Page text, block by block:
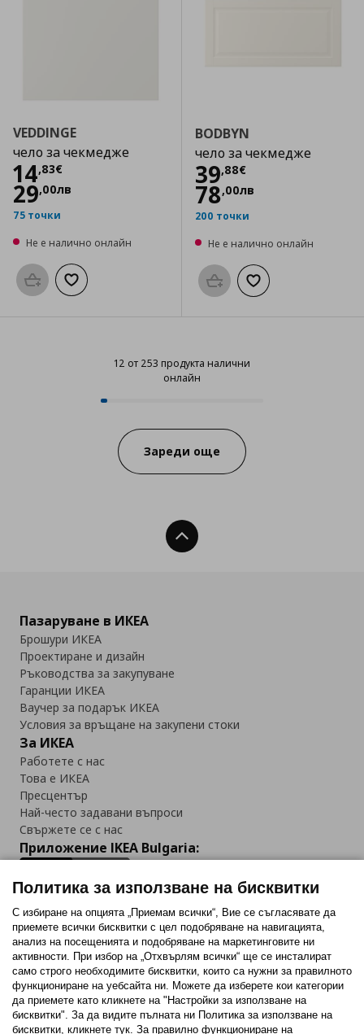
VEDDINGE
чело за чекмедже
14,83€
Цена
29,00лв
75 точки
Не е налично онлайн
Προσθήκη στο καλάθι
Добави към списъка с любими
BODBYN
чело за чекмедже
39,88€
Цена
78,00лв
200 точки
Не е налично онлайн
Προσθήκη στο καλάθι
Добави към
12 от 253 продукта налични
онлайн
12 от 253 продукта налични
Progress:
Зареди още
Нагоре
Пазаруване в ИКЕА
Брошури ИКЕА
Проектиране и дизайн
Ръководства за закупуване
Гаранции ИКЕА
Ваучер за подарък ИКЕА
Условия за връщане на закупени стоки
За ИКЕА
Работете с нас
Това е ИКЕА
Пресцентър
Най-често задавани въпроси
Свържете се с нас
Приложение IKEA Bulgaria:
Последвайте ни:
FacebookTwitterYoutubePinterestInstagram
Политика за използване на бисквитки
С избиране на опцията „Приемам всички“, Вие се съгласявате да
приемете всички бисквитки с цел подобряване на навигацията,
анализ на посещенията и подобряване на маркетинговите ни
активности. При избор на „Отхвърлям всички“ ще се инсталират
само строго необходимитe бисквитки, които са нужни за правилното
функциониране на уебсайта ни. Можете да изберете кои категории
да приемете като кликнете на "Настройки за използване на
бисквитки". За да видите пълната ни Политика за използване на
бисквитки, кликнете тук. За правилно функциониране на